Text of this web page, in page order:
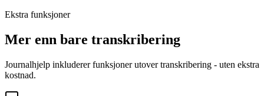
Ekstra funksjoner
Mer enn bare transkribering
Journalhjelp inkluderer funksjoner utover transkribering - uten ekstra
kostnad.